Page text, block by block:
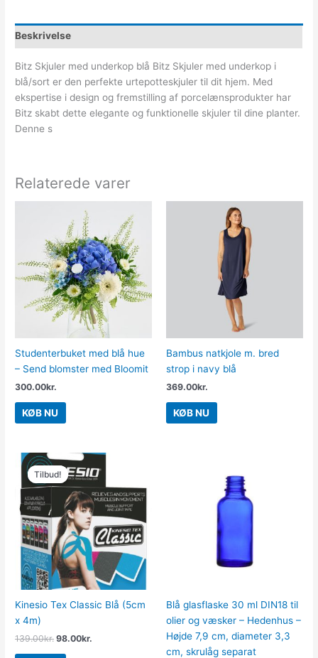
Beskrivelse
Bitz Skjuler med underkop blå Bitz Skjuler med underkop i
blå/sort er den perfekte urtepotteskjuler til dit hjem. Med
ekspertise i design og fremstilling af porcelænsprodukter har
Bitz skabt dette elegante og funktionelle skjuler til dine planter.
Denne s
Relaterede varer
Studenterbuket med blå hue
– Send blomster med Bloomit
300.00kr.
KØB NU
Bambus natkjole m. bred
strop i navy blå
369.00kr.
KØB NU
Tilbud!
Tilbud!
Kinesio Tex Classic Blå (5cm
x 4m)
139.00kr.
Den
oprindelige
pris
var:
139.00kr..
98.00kr.
Den
aktuelle
pris
er:
98.00kr..
Blå glasflaske 30 ml DIN18 til
olier og væsker – Hedenhus –
Højde 7,9 cm, diameter 3,3
cm, skrulåg separat